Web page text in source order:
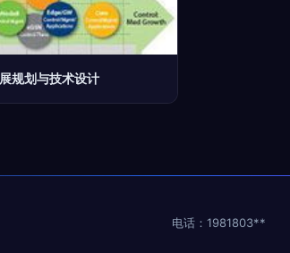
规划与技术设计
电话：1981803**